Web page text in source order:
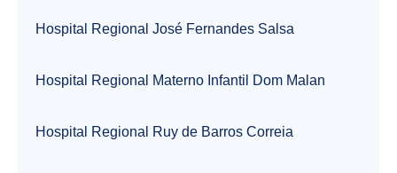
Hospital Regional José Fernandes Salsa
Hospital Regional Materno Infantil Dom Malan
Hospital Regional Ruy de Barros Correia